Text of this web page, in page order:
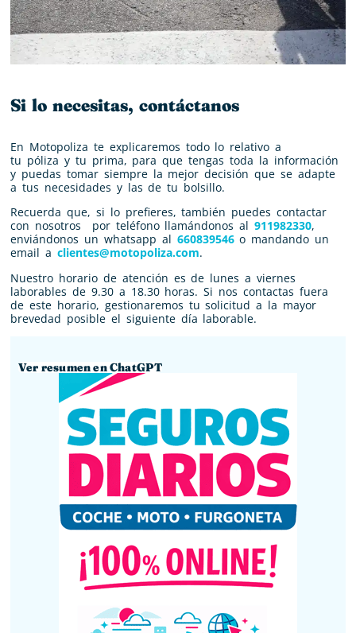
Si lo necesitas, contáctanos
En Motopoliza te explicaremos todo lo relativo a
tu póliza y tu prima, para que tengas toda la información
y puedas tomar siempre la mejor decisión que se adapte
a tus necesidades y las de tu bolsillo.
Recuerda que, si lo prefieres, también puedes contactar
con nosotros por teléfono llamándonos al911982330,
enviándonos un whatsapp al 660839546o mandando un
email a clientes@motopoliza.com.
Nuestro horario de atención es de lunes a viernes
laborables de 9.30 a 18.30 horas. Si nos contactas fuera
de este horario, gestionaremos tu solicitud a la mayor
brevedad posible el siguiente día laborable.
Ver resumen en ChatGPT